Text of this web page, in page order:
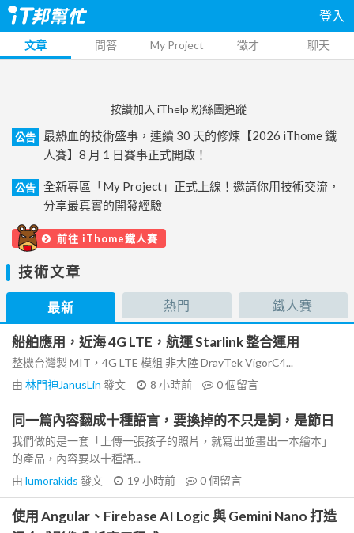
登入
文章 問答 My Project 徵才 聊天
按讚加入 iThelp 粉絲團追蹤
公告
最熱血的技術盛事，連續 30 天的修煉【2026 iThome 鐵
人賽】8 月 1 日賽事正式開啟！
公告
全新專區「My Project」正式上線！邀請你用技術交流，
分享最真實的開發經驗
前往 iThome鐵人賽
技術文章
最新 熱門 鐵人賽
船舶應用，近海 4G LTE，航運 Starlink 整合運用
整機台灣製 MIT，4G LTE 模組 非大陸 DrayTek VigorC4...
由 林門神JanusLin 發文 8 小時前 0個留言
同一篇內容翻成十種語言，要換掉的不只是詞，是節日
我們做的是一套「上傳一張孩子的照片，就寫出並畫出一本繪本」
的產品，內容要以十種語...
由 lumorakids 發文 19 小時前 0個留言
使用 Angular、Firebase AI Logic 與 Gemini Nano 打造